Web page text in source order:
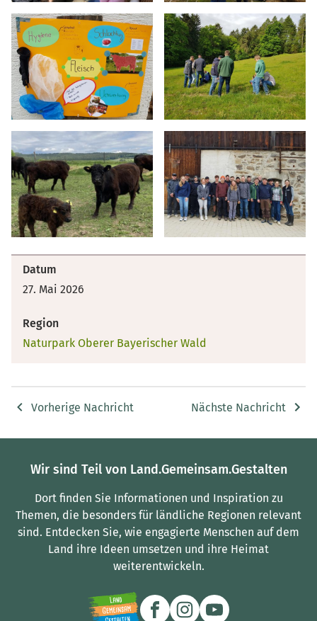
Datum
27. Mai 2026
Region
Naturpark Oberer Bayerischer Wald
Vorherige Nachricht Nächste Nachricht
Wir sind Teil von Land.Gemeinsam.Gestalten
Dort finden Sie Informationen und Inspiration zu
Themen, die besonders für ländliche Regionen relevant
sind. Entdecken Sie, wie engagierte Menschen auf dem
Land ihre Ideen umsetzen und ihre Heimat
weiterentwickeln.